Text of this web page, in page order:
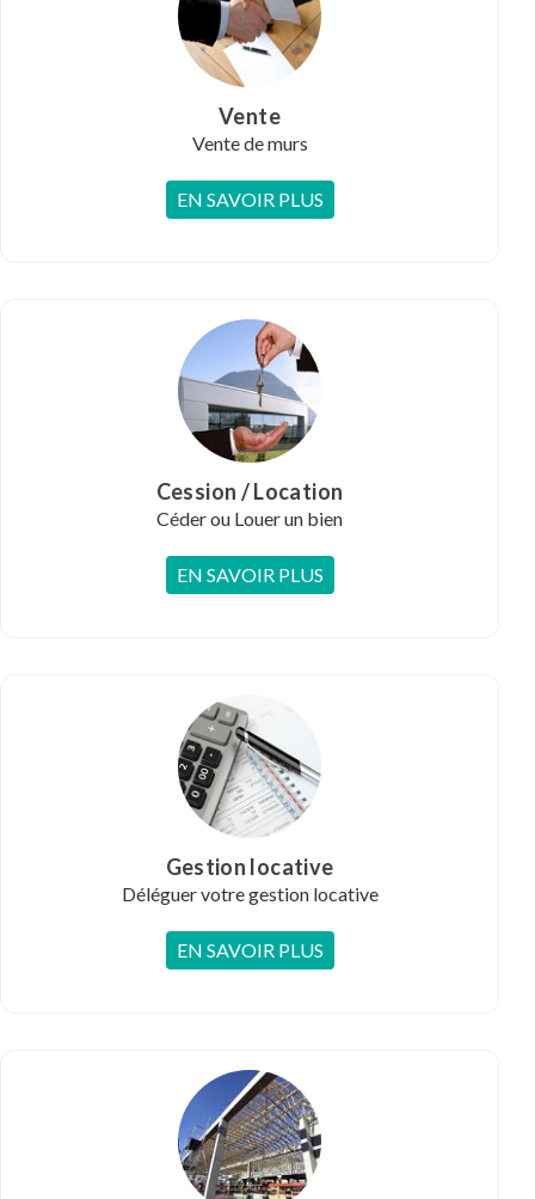
Vente
Vente de murs
EN SAVOIR PLUS
Cession / Location
Céder ou Louer un bien
EN SAVOIR PLUS
Gestion locative
Déléguer votre gestion locative
EN SAVOIR PLUS